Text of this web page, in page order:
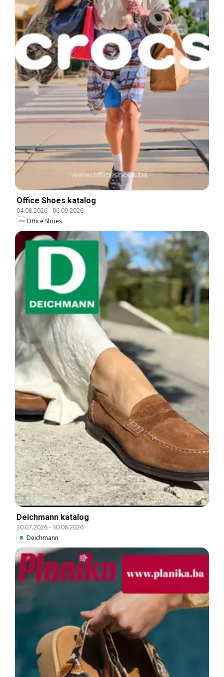
Office Shoes katalog
04.08.2026- 06.09.2026
Office Shoes
Deichmann katalog
30.07.2026-30.08.2026
Deichmann